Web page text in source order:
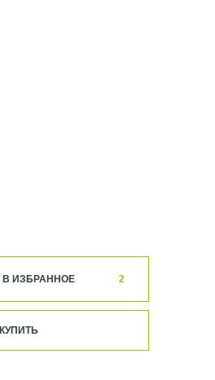
В ИЗБРАННОЕ 2
КУПИТЬ